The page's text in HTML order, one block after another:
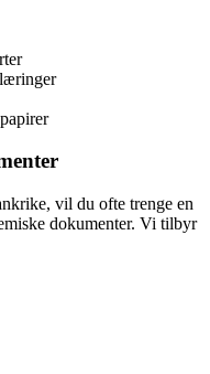
vil du ofte trenge en
dokumenter. Vi tilbyr